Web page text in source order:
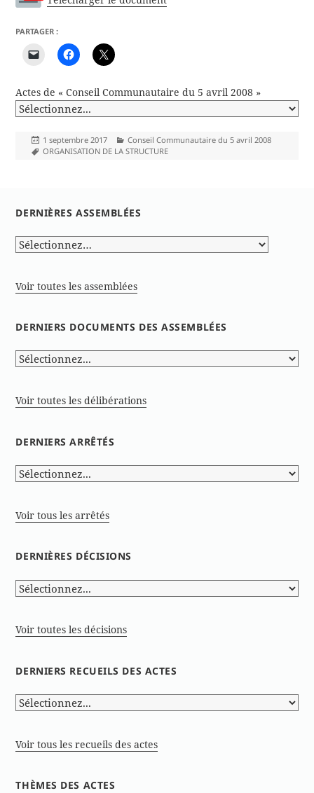
PARTAGER :
Actes de « Conseil Communautaire du 5 avril 2008 »
Publié
le
1 septembre 2017 Catégories
Conseil Communautaire du 5 avril 2008
Mots-
ORGANISATION DE LA STRUCTURE
DERNIÈRES ASSEMBLÉES
Voir toutes les assemblées
DERNIERS DOCUMENTS DES ASSEMBLÉES
Voir toutes les délibérations
DERNIERS ARRÊTÉS
Voir tous les arrêtés
DERNIÈRES DÉCISIONS
Voir toutes les décisions
DERNIERS RECUEILS DES ACTES
Voir tous les recueils des actes
THÈMES DES ACTES